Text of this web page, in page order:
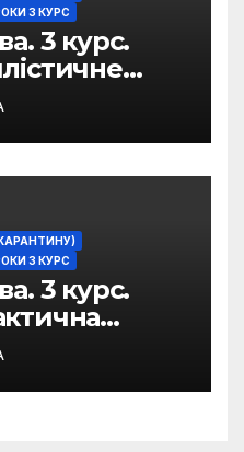
3 КУРС
3 курс.
3 КУРС
3 курс.